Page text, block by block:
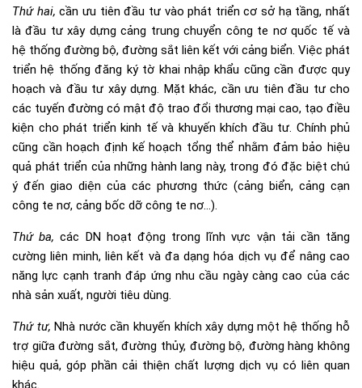
Thứ hai,cần ưu tiên đầu tư vào phát triển cơ sở hạ tầng, nhất
là đầu tư xây dựng cảng trung chuyển công te nơ quốc tế và
hệ thống đường bộ, đường sắt liên kết với cảng biển. Việc phát
triển hệ thống đăng ký tờ khai nhập khẩu cũng cần được quy
hoạch và đầu tư xây dựng. Mặt khác, cần ưu tiên đầu tư cho
các tuyến đường có mật độ trao đổi thương mại cao, tạo điều
kiện cho phát triển kinh tế và khuyến khích đầu tư. Chính phủ
cũng cần hoạch định kế hoạch tổng thể nhằm đảm bảo hiệu
quả phát triển của những hành lang này, trong đó đặc biệt chú
ý đến giao diện của các phương thức (cảng biển, cảng cạn
công te nơ, cảng bốc dỡ công te nơ…).
Thứ ba, các DN hoạt động trong lĩnh vực vận tải cần tăng
cường liên minh, liên kết và đa dạng hóa dịch vụ để nâng cao
năng lực cạnh tranh đáp ứng nhu cầu ngày càng cao của các
nhà sản xuất, người tiêu dùng.
Thứ tư,Nhà nước cần khuyến khích xây dựng một hệ thống hỗ
trợ giữa đường sắt, đường thủy, đường bộ, đường hàng không
hiệu quả, góp phần cải thiện chất lượng dịch vụ có liên quan
khác.